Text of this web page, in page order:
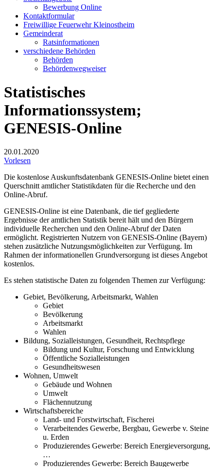
Bewerbung Online
Kontaktformular
Freiwillige Feuerwehr Kleinostheim
Gemeinderat
Ratsinformationen
verschiedene Behörden
Behörden
Behördenwegweiser
Statistisches
Informationssystem;
GENESIS-Online
20.01.2020
Vorlesen
Die kostenlose Auskunftsdatenbank GENESIS-Online bietet einen
Querschnitt amtlicher Statistikdaten für die Recherche und den
Online-Abruf.
GENESIS-Online ist eine Datenbank, die tief gegliederte
Ergebnisse der amtlichen Statistik bereit hält und den Bürgern
individuelle Recherchen und den Online-Abruf der Daten
ermöglicht. Registrierten Nutzern von GENESIS-Online (Bayern)
stehen zusätzliche Nutzungsmöglichkeiten zur Verfügung. Im
Rahmen der informationellen Grundversorgung ist dieses Angebot
kostenlos.
Es stehen statistische Daten zu folgenden Themen zur Verfügung:
Gebiet, Bevölkerung, Arbeitsmarkt, Wahlen
Gebiet
Bevölkerung
Arbeitsmarkt
Wahlen
Bildung, Sozialleistungen, Gesundheit, Rechtspflege
Bildung und Kultur, Forschung und Entwicklung
Öffentliche Sozialleistungen
Gesundheitswesen
Wohnen, Umwelt
Gebäude und Wohnen
Umwelt
Flächennutzung
Wirtschaftsbereiche
Land- und Forstwirtschaft, Fischerei
Verarbeitendes Gewerbe, Bergbau, Gewerbe v. Steine
u. Erden
Produzierendes Gewerbe: Bereich Energieversorgung,
…
Produzierendes Gewerbe: Bereich Baugewerbe